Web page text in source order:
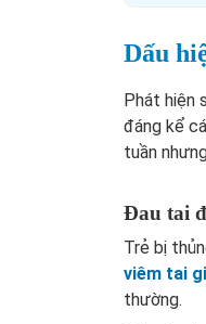
Dấu
Phát hiện
đáng kể
tuần
Đau tai
Trẻ bị
viêm tai
thường.